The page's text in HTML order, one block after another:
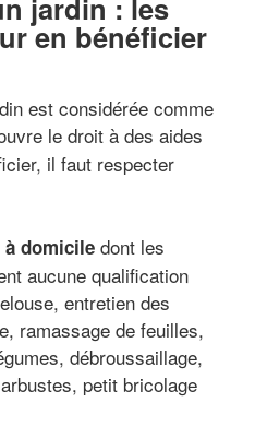
jardin : les
en bénéficier
est considérée comme
le droit à des aides
il faut respecter
à domicile dont les
aucune qualification
entretien des
ramassage de feuilles,
débroussaillage,
petit bricolage